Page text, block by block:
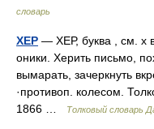
словарь
ХЕР — ХЕР, буква , см. х
оники. Херить письмо,
вымарать, зачеркнуть
·противоп. колесом.
1866 …
Толковый словарь